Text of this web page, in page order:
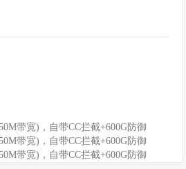
带宽)，自带CC拦截+600G防御
带宽)，自带CC拦截+600G防御
带宽)，自带CC拦截+600G防御